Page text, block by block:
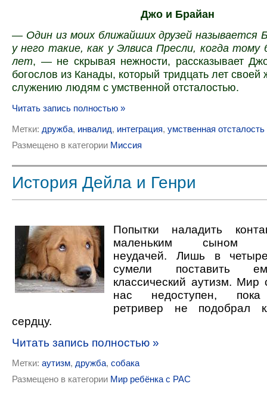
Джо и Брайан
— Один из моих ближайших друзей называется
у него такие, как у Элвиса Пресли, когда тому
лет, — не скрывая нежности, рассказывает
богослов из Канады, который тридцать лет своей
служению людям с умственной отсталостью.
Читать запись полностью »
Метки: дружба, инвалид, интеграция, умственная отсталость
Размещено в категории Миссия
История Дейла и Генри
Попытки наладить
маленьким сыном
неудачей. Лишь в
сумели поставить
классический аутизм.
нас недоступен, пока
ретривер не подобрал
сердцу.
Читать запись полностью »
Метки: аутизм, дружба, собака
Размещено в категории Мир ребёнка с РАС